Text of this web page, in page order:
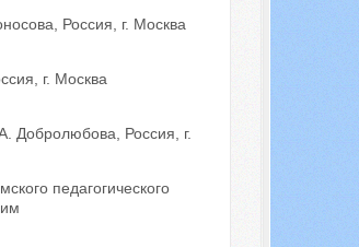
Россия, г. Москва
г. Москва
Добролюбова, Россия, г.
педагогического